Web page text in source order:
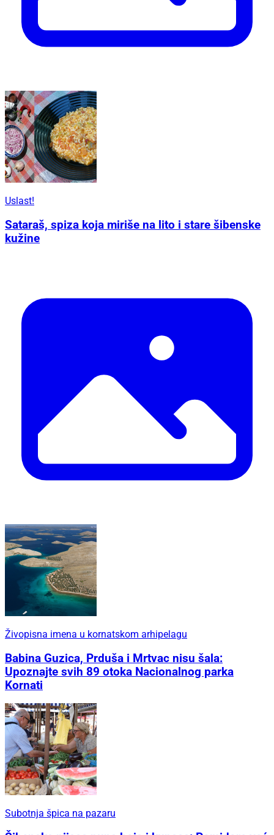
Uslast!
Sataraš, spiza koja miriše na lito i stare šibenske
kužine
Živopisna imena u kornatskom arhipelagu
Babina Guzica, Prduša i Mrtvac nisu šala:
Upoznajte svih 89 otoka Nacionalnog parka
Kornati
Subotnja špica na pazaru